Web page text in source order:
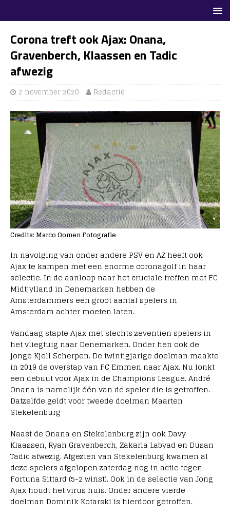
Corona treft ook Ajax: Onana,
Gravenberch, Klaassen en Tadic
afwezig
2 november 2020 Redactie
Credits: Marco Oomen Fotografie
In navolging van onder andere PSV en AZ heeft ook
Ajax te kampen met een enorme coronagolf in haar
selectie. In de aanloop naar het cruciale treffen met FC
Midtjylland in Denemarken hebben de
Amsterdammers een groot aantal spelers in
Amsterdam achter moeten laten.
Vandaag stapte Ajax met slechts zeventien spelers in
het vliegtuig naar Denemarken. Onder hen ook de
jonge Kjell Scherpen. De twintigjarige doelman maakte
in 2019 de overstap van FC Emmen naar Ajax. Nu lonkt
een debuut voor Ajax in de Champions League. André
Onana is namelijk één van de speler die is getroffen.
Datzelfde geldt voor tweede doelman Maarten
Stekelenburg
Naast de Onana en Stekelenburg zijn ook Davy
Klaassen, Ryan Gravenberch, Zakaria Labyad en Dusan
Tadic afwezig. Afgezien van Stekelenburg kwamen al
deze spelers afgelopen zaterdag nog in actie tegen
Fortuna Sittard (5-2 winst). Ook in de selectie van Jong
Ajax houdt het virus huis. Onder andere vierde
doelman Dominik Kotarski is hierdoor getroffen.